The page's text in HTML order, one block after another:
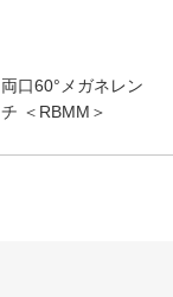
両口60°メガネレン
チ ＜RBMM＞